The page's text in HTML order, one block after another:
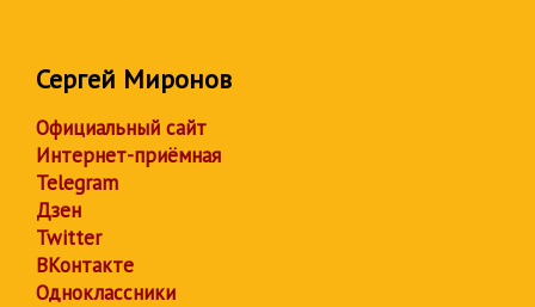
Сергей Миронов
Официальный сайт
Интернет-приёмная
Telegram
Дзен
Twitter
ВКонтакте
Одноклассники